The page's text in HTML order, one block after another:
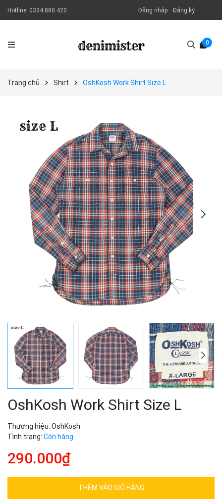
Hotline: 0334.880.420 Đăng nhập Đăng ký
0
Trang chủ Shirt OshKosh Work Shirt Size L
OshKosh Work Shirt Size L
Thương hiệu: OshKosh
Tình trạng: Còn hàng
290.000₫
THÊM VÀO GIỎ HÀNG